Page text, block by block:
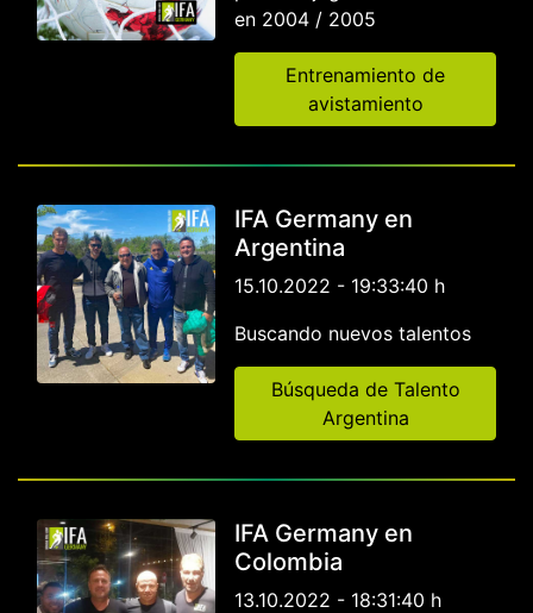
en 2004 / 2005
Entrenamiento de
avistamiento
IFA Germany en
Argentina
15.10.2022 - 19:33:40 h
Buscando nuevos talentos
Búsqueda de Talento
Argentina
IFA Germany en
Colombia
13.10.2022 - 18:31:40 h